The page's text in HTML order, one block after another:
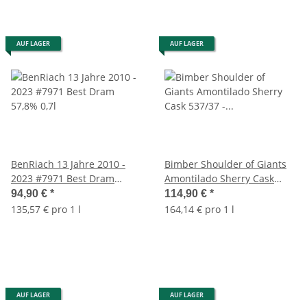
AUF LAGER
BenRiach 13 Jahre 2010 -
2023 #7971 Best Dram
57,8% 0,7l
94,90 € *
135,57 € pro 1 l
AUF LAGER
Bimber Shoulder of Giants
Amontilado Sherry Cask
537/37 - Hannah 57,8% 0,7l
114,90 € *
164,14 € pro 1 l
AUF LAGER AUF LAGER